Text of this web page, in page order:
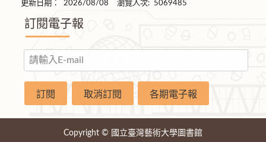
更新日期： 2026/08/08 瀏覽人次: 5069485
訂閱電子報
Copyright © 國立臺灣藝術大學圖書館